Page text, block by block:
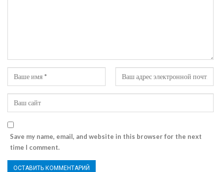
Save my name, email, and website in this browser for the next
time I comment.